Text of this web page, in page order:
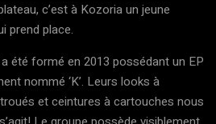
c’est à Kozoria un jeune
prend place.
été formé en 2013 possédant un EP
nommé ‘K’. Leurs looks à
et ceintures à cartouches nous